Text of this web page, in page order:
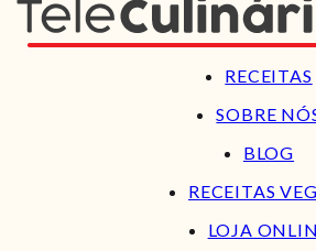
RECEITAS
SOBRE
BLOG
RECEITAS
LOJA